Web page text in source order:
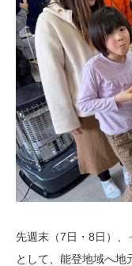
先週末（7日・8日）、
として、能登地域へ地